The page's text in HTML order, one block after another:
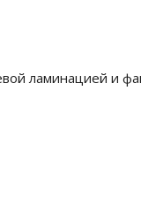
ламинацией и